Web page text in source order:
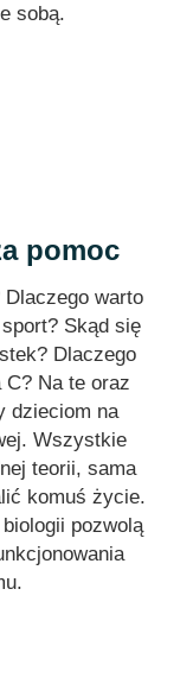
sobą.
pomoc
warto
Skąd się
Dlaczego
C? Na te oraz
dzieciom na
Wszystkie
teorii, sama
komuś życie.
pozwolą